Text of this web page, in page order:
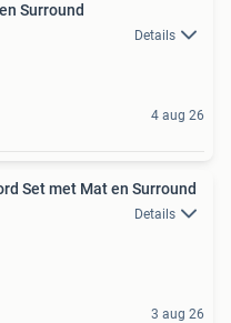
Surround
Details
4 aug 26
Set met Mat en Surround
Details
3 aug 26